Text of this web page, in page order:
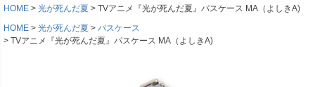
HOME 光が死んだ夏
TVアニメ『光が死んだ夏』パスケース MA（よしきA)
HOME
光が死んだ夏
パスケース
TVアニメ『光が死んだ夏』パスケース MA（よしきA)